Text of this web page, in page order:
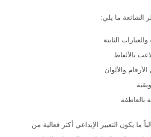
ما يلي:
الثابتة
بالألفاظ
والألوان
بالعاطفة
ما يكون التعبير الإبداعي أكثر فعالية من